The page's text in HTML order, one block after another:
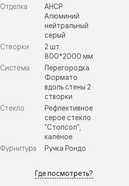
Отделка
АНСР
Алюминий
нейтральный
серый
Створки
2 шт.
800*2000 мм
Система
Перегородка
Формато
вдоль стены 2
створки
Стекло
Рефлективное
серое стекло
"Стопсол",
калёное
Фурнитура
Ручка Рондо
Где посмотреть?